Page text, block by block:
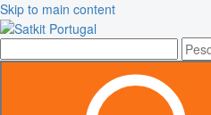
Skip to main content